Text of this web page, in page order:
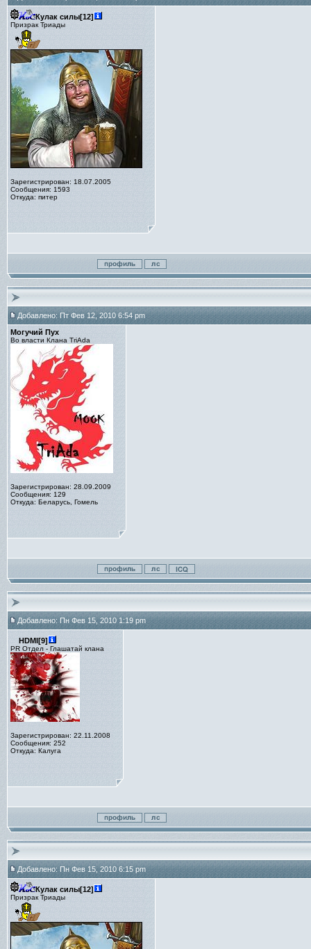
Кулак силы[12]
Призрак Триады
Зарегистрирован: 18.07.2005
Сообщения: 1593
Откуда: питер
Добавлено: Пт Фев 12, 2010 6:54 pm
Могучий Пух
Во власти Клана TriAda
Зарегистрирован: 28.09.2009
Сообщения: 129
Откуда: Беларусь, Гомель
Добавлено: Пн Фев 15, 2010 1:19 pm
HDMI[9]
PR Отдел - Глашатай клана
Зарегистрирован: 22.11.2008
Сообщения: 252
Откуда: Калуга
Добавлено: Пн Фев 15, 2010 6:15 pm
Кулак силы[12]
Призрак Триады